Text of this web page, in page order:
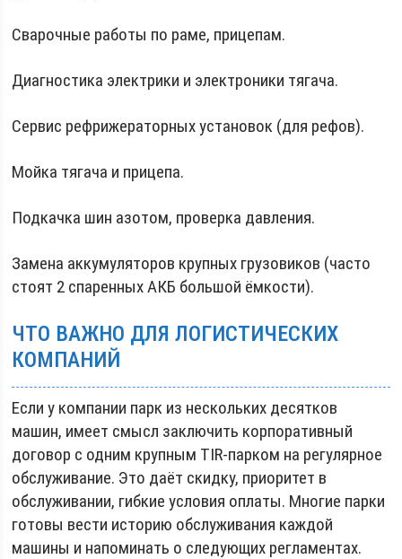
Сварочные работы по раме, прицепам.
Диагностика электрики и электроники тягача.
Сервис рефрижераторных установок (для рефов).
Мойка тягача и прицепа.
Подкачка шин азотом, проверка давления.
Замена аккумуляторов крупных грузовиков (часто
стоят 2 спаренных АКБ большой ёмкости).
ЧТО ВАЖНО ДЛЯ ЛОГИСТИЧЕСКИХ
КОМПАНИЙ
Если у компании парк из нескольких десятков
машин, имеет смысл заключить корпоративный
договор с одним крупным TIR-парком на регулярное
обслуживание. Это даёт скидку, приоритет в
обслуживании, гибкие условия оплаты. Многие парки
готовы вести историю обслуживания каждой
машины и напоминать о следующих регламентах.